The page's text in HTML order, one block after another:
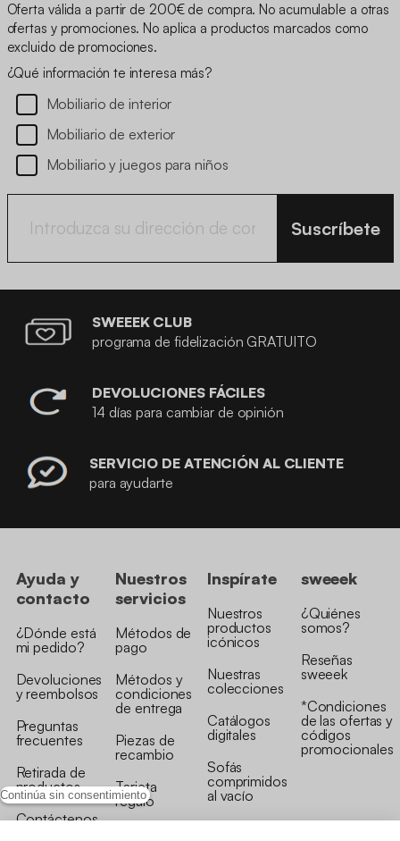
Continúa sin consentimiento
Oferta válida a partir de 200€ de compra. No acumulable a otras
ofertas y promociones. No aplica a productos marcados como
excluido de promociones.
¿Qué información te interesa más?
Mobiliario de interior
Mobiliario de exterior
Mobiliario y juegos para niños
Suscríbete
SWEEEK CLUB
programa de fidelización GRATUITO
DEVOLUCIONES FÁCILES
14 días para cambiar de opinión
SERVICIO DE ATENCIÓN AL CLIENTE
para ayudarte
Ayuda y
contacto
¿Dónde está
mi pedido?
Devoluciones
y reembolsos
Preguntas
frecuentes
Retirada de
productos
Contáctenos
Nuestros
servicios
Métodos de
pago
Métodos y
condiciones
de entrega
Piezas de
recambio
Tarjeta
regalo
Inspírate
Nuestros
productos
icónicos
Nuestras
colecciones
Catálogos
digitales
Sofás
comprimidos
al vacío
sweeek
¿Quiénes
somos?
Reseñas
sweeek
*Condiciones
de las ofertas y
códigos
promocionales